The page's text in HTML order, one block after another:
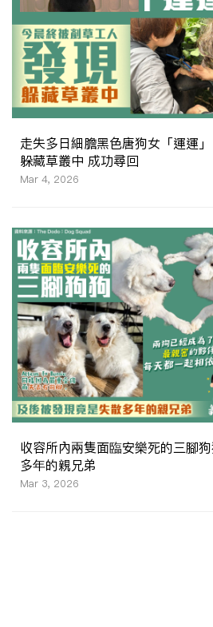
走失多日細膽黑色唐狗女「運運
躲藏草叢中 成功尋回
Mar 4, 2026
收容所內兩隻面臨安樂死的三腳
多年的親兄弟
Mar 3, 2026